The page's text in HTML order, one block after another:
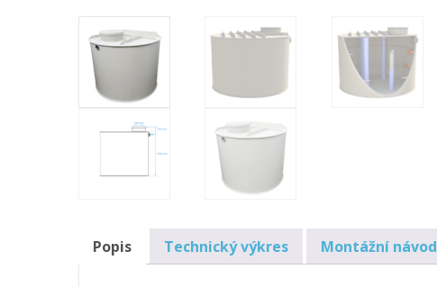
Popis Technický výkres Montážní návod